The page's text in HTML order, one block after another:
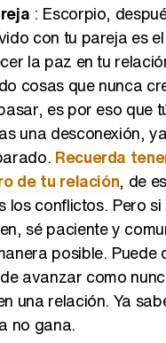
: Escorpio,
con tu pareja es
la paz en tu
cosas que nunca
es por eso que
una desconexión,
Recuerda
de tu relación, de
los conflictos. Pero si
sé paciente y
posible. Puede
avanzar como
una relación. Ya
no gana.